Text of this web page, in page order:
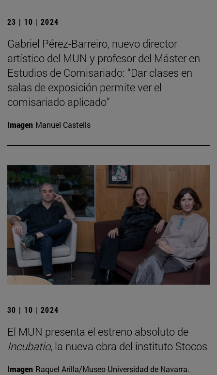
23 | 10 | 2024
Gabriel Pérez-Barreiro, nuevo director
artístico del MUN y profesor del Máster en
Estudios de Comisariado: “Dar clases en
salas de exposición permite ver el
comisariado aplicado”
Imagen Manuel Castells
30 | 10 | 2024
El MUN presenta el estreno absoluto de
Incubatio, la nueva obra del instituto Stocos
Imagen Raquel Arilla/Museo Universidad de Navarra.